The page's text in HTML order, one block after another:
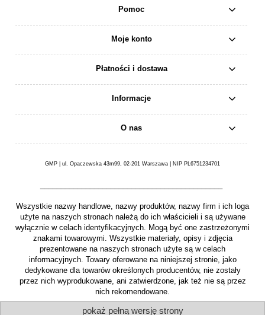
Pomoc
Moje konto
Płatności i dostawa
Informacje
O nas
GMP | ul. Opaczewska 43m99, 02-201 Warszawa | NIP PL6751234701
Wszystkie nazwy handlowe, nazwy produktów, nazwy firm i ich loga
użyte na naszych stronach należą do ich właścicieli i są używane
wyłącznie w celach identyfikacyjnych. Mogą być one zastrzeżonymi
znakami towarowymi. Wszystkie materiały, opisy i zdjęcia
prezentowane na naszych stronach użyte są w celach
informacyjnych. Towary oferowane na niniejszej stronie, jako
dedykowane dla towarów określonych producentów, nie zostały
przez nich wyprodukowane, ani zatwierdzone, jak też nie są przez
nich rekomendowane.
pokaż pełną wersję strony